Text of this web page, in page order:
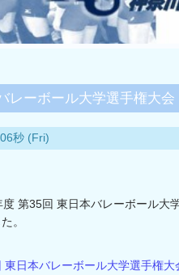
レーボール大学選手権大会
秒 (Fri)
第35回 東日本バレーボール大
。